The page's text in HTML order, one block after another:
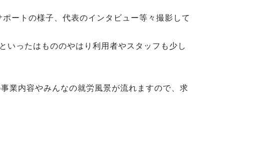
ートの様子、代表のインタビュー等々撮影して
いったはもののやはり利用者やスタッフも少し
業内容やみんなの就労風景が流れますので、求